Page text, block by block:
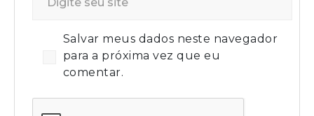
Salvar meus dados neste navegador
para a próxima vez que eu
comentar.